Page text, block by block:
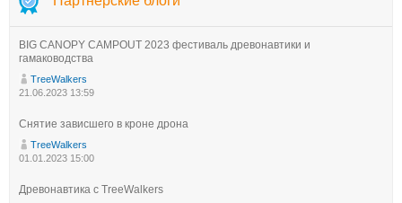
BIG CANOPY CAMPOUT 2023 фестиваль древонавтики и
гамаководства
TreeWalkers
21.06.2023 13:59
Снятие зависшего в кроне дрона
TreeWalkers
01.01.2023 15:00
Древонавтика с TreeWalkers